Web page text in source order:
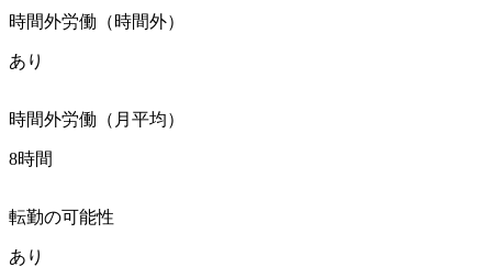
時間外労働（時間外）
あり
時間外労働（月平均）
8時間
転勤の可能性
あり